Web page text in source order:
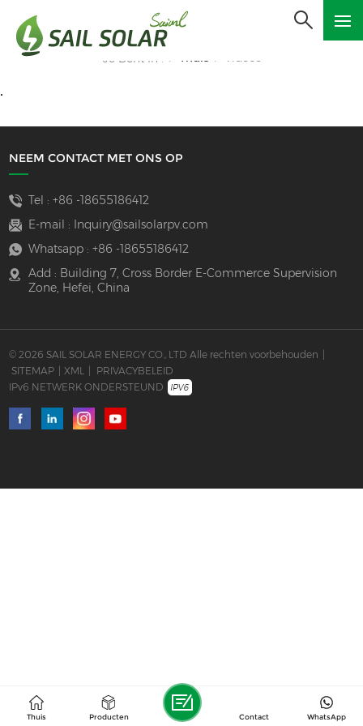
Je Bent In : Thuis Videos
.
NEEM CONTACT MET ONS OP
Tel : +86 -18655186412
E-mail :
Inquiry@sailsolarpv.com
Whatsapp : +86 -18655186412
Add : Building 7, Cross Border E-Commerce Supervision
Zone, Hefei, China
© 2026 SAIL SOLAR ENERGY CO., LTD Alle rechten voorbehouden |
SITEMAP | XML | PRIVACYBELEID
IPv6 NETWERK ONDERSTEUND
Thuis Producten WhatsApp
Contact